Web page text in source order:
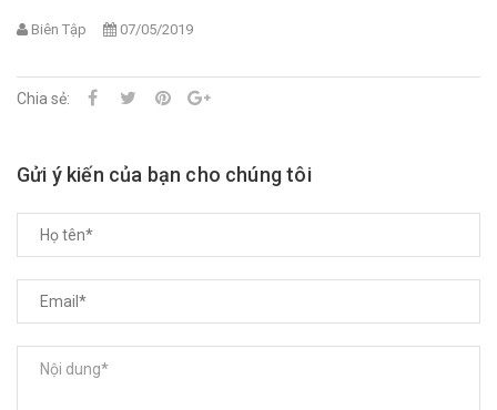
Biên Tập 07/05/2019
Chia sẻ:
Gửi ý kiến của bạn cho chúng tôi